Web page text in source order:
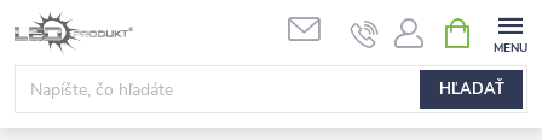
Prejsť
na
obsah
HĽADAŤ
KOŠÍK